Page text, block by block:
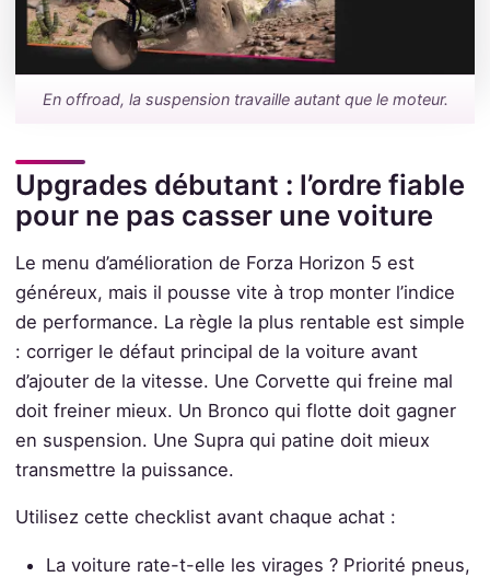
En offroad, la suspension travaille autant que le moteur.
Upgrades débutant : l’ordre fiable
pour ne pas casser une voiture
Le menu d’amélioration de Forza Horizon 5 est
généreux, mais il pousse vite à trop monter l’indice
de performance. La règle la plus rentable est simple
: corriger le défaut principal de la voiture avant
d’ajouter de la vitesse. Une Corvette qui freine mal
doit freiner mieux. Un Bronco qui flotte doit gagner
en suspension. Une Supra qui patine doit mieux
transmettre la puissance.
Utilisez cette checklist avant chaque achat :
La voiture rate-t-elle les virages ? Priorité pneus,